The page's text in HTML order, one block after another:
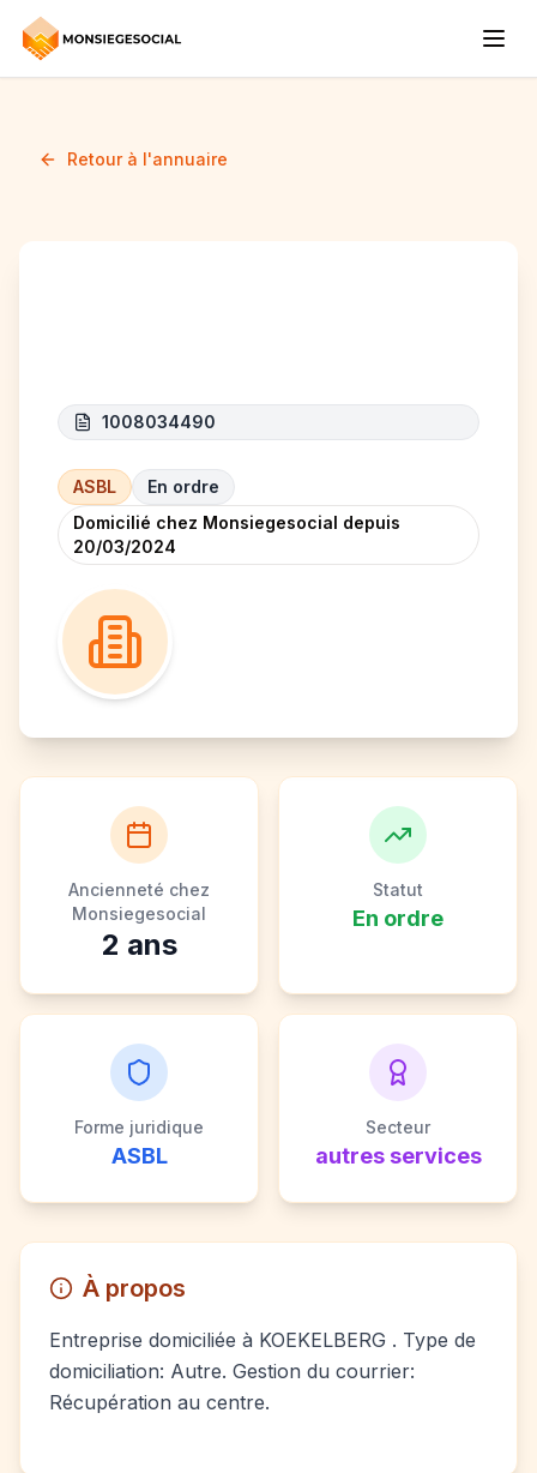
Retour à l'annuaire
1008034490
ASBL
En ordre
Domicilié chez Monsiegesocial depuis
20/03/2024
Ancienneté chez
Monsiegesocial
2 ans
Statut
En ordre
Forme juridique
ASBL
Secteur
autres services
À propos
Entreprise domiciliée à KOEKELBERG . Type de
domiciliation: Autre. Gestion du courrier:
Récupération au centre.